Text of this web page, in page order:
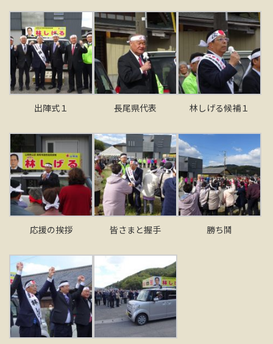
出陣式１ 長尾県代表 林しげる候補１
応援の挨拶 皆さまと握手 勝ち鬨